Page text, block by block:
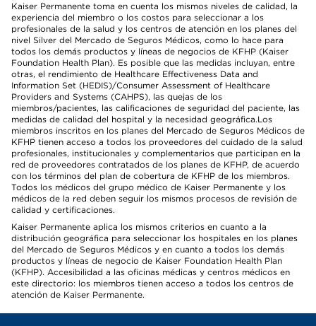
Kaiser Permanente toma en cuenta los mismos niveles de calidad, la
experiencia del miembro o los costos para seleccionar a los
profesionales de la salud y los centros de atención en los planes del
nivel Silver del Mercado de Seguros Médicos, como lo hace para
todos los demás productos y líneas de negocios de KFHP (Kaiser
Foundation Health Plan). Es posible que las medidas incluyan, entre
otras, el rendimiento de Healthcare Effectiveness Data and
Information Set (HEDIS)/Consumer Assessment of Healthcare
Providers and Systems (CAHPS), las quejas de los
miembros/pacientes, las calificaciones de seguridad del paciente, las
medidas de calidad del hospital y la necesidad geográfica.Los
miembros inscritos en los planes del Mercado de Seguros Médicos de
KFHP tienen acceso a todos los proveedores del cuidado de la salud
profesionales, institucionales y complementarios que participan en la
red de proveedores contratados de los planes de KFHP, de acuerdo
con los términos del plan de cobertura de KFHP de los miembros.
Todos los médicos del grupo médico de Kaiser Permanente y los
médicos de la red deben seguir los mismos procesos de revisión de
calidad y certificaciones.
Kaiser Permanente aplica los mismos criterios en cuanto a la
distribución geográfica para seleccionar los hospitales en los planes
del Mercado de Seguros Médicos y en cuanto a todos los demás
productos y líneas de negocio de Kaiser Foundation Health Plan
(KFHP). Accesibilidad a las oficinas médicas y centros médicos en
este directorio: los miembros tienen acceso a todos los centros de
atención de Kaiser Permanente.